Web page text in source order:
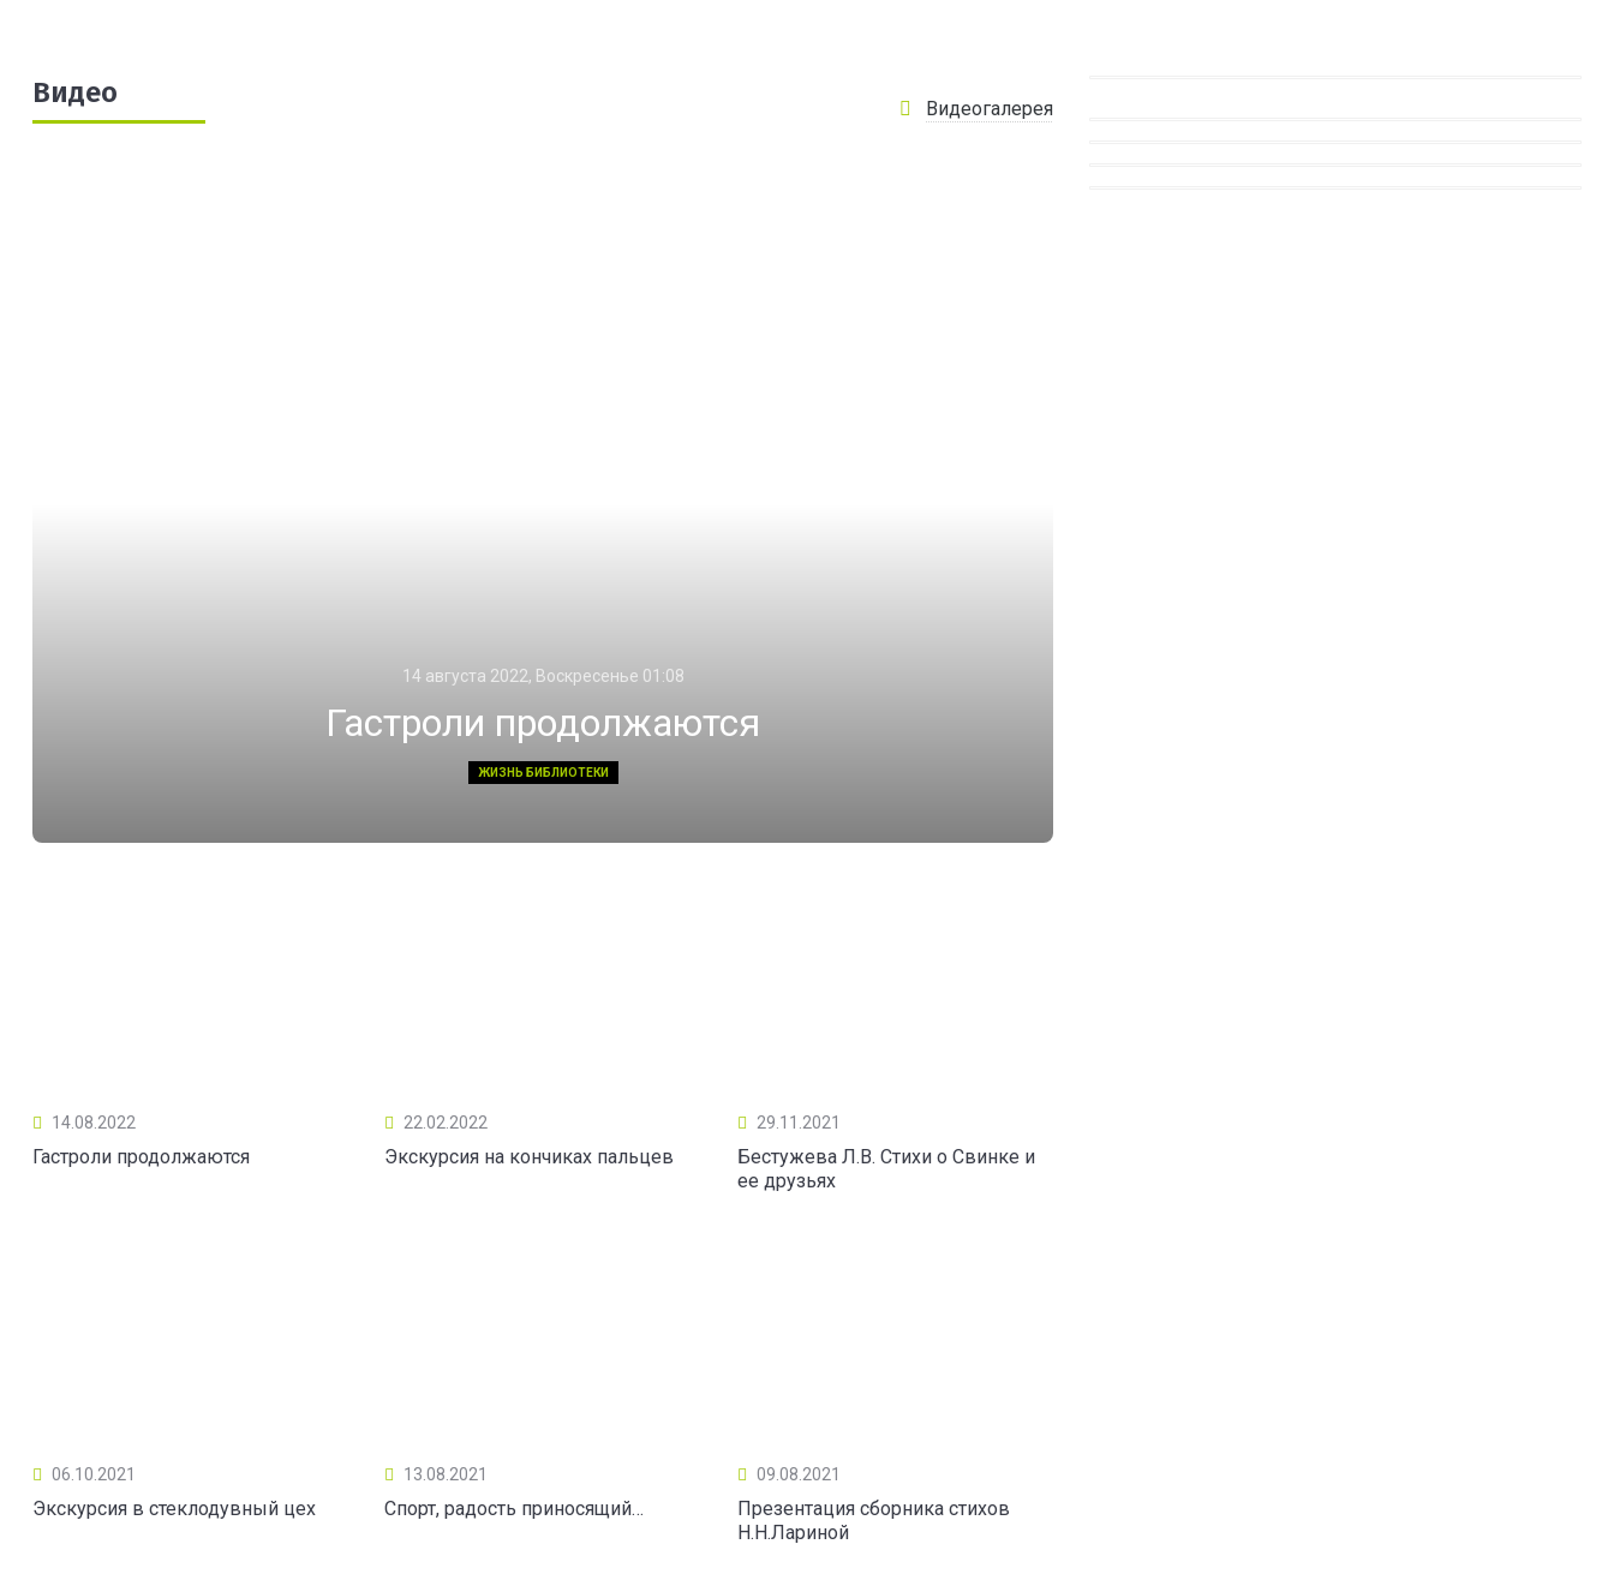
Видео Видеогалерея
14 августа 2022, Воскресенье 01:08
Гастроли продолжаются
ЖИЗНЬ БИБЛИОТЕКИ
14.08.2022
Гастроли продолжаются
22.02.2022
Экскурсия на кончиках пальцев
29.11.2021
Бестужева Л.В. Стихи о Свинке и
ее друзьях
06.10.2021
Экскурсия в стеклодувный цех
13.08.2021
Спорт, радость приносящий…
09.08.2021
Презентация сборника стихов
Н.Н.Лариной